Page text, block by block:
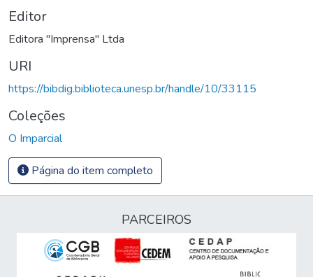
Editor
Editora "Imprensa" Ltda
URI
https://bibdig.biblioteca.unesp.br/handle/10/33115
Coleções
O Imparcial
Página do item completo
PARCEIROS